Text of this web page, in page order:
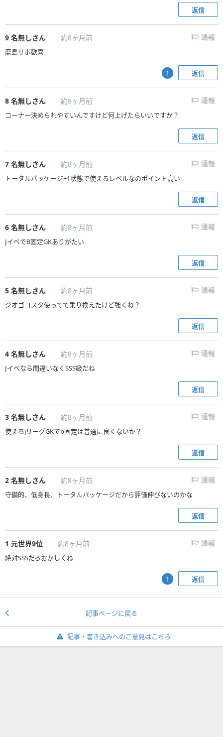
返信
9 名無しさん 約8ヶ月前 通報
鹿島サポ歓喜
返信
1
8 名無しさん 約8ヶ月前 通報
コーナー決められやすいんですけど何上げたらいいですか？
返信
7 名無しさん 約8ヶ月前 通報
トータルパッケージ+1状態で使えるレベルなのポイント高い
返信
6 名無しさん 約8ヶ月前 通報
JイベでB固定GKありがたい
返信
5 名無しさん 約8ヶ月前 通報
ジオゴコスタ使ってて乗り換えたけど強くね？
返信
4 名無しさん 約8ヶ月前 通報
Jイベなら間違いなくSSS級だね
返信
3 名無しさん 約8ヶ月前 通報
使えるjリーグGKでb固定は普通に良くないか？
返信
2 名無しさん 約8ヶ月前 通報
守備的、低身長、トータルパッケージだから評価伸びないのかな
返信
1 元世界9位 約8ヶ月前 通報
絶対SSSだろおかしくね
返信
1
記事ページに戻る
記事・書き込みへのご意見はこちら